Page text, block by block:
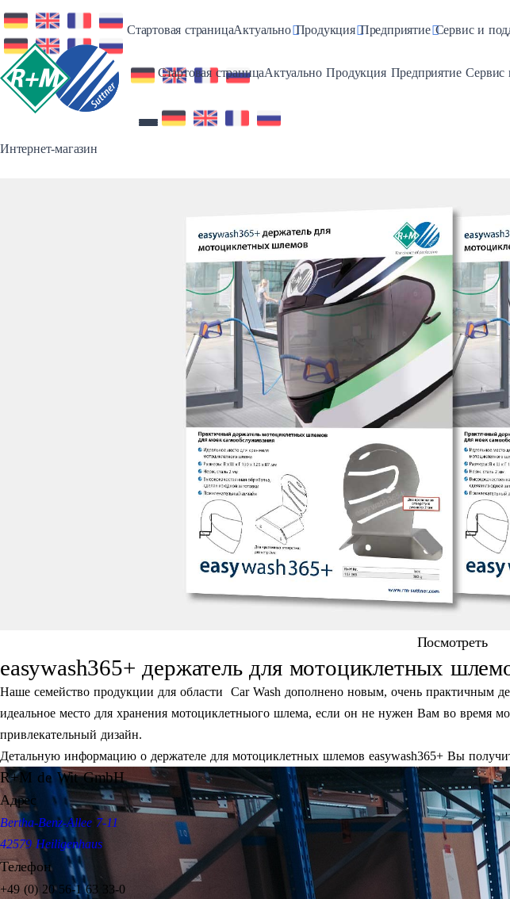
Стартовая страницаАктуальноToggle Dropdown
ПродукцияToggle Dropdown
ПредприятиеToggle
Сервис и
Интернет-магазин
Стартовая страницаАктуальноToggle Dropdown
ПродукцияToggle Dropdown
ПредприятиеToggle
Сервис
Посмотреть
easywash365+ держатель для мотоциклетных
Наше семейство продукции для области Car Wash дополнено новым, очень практичным
идеальное место для хранения мотоциклетныого шлема, если он не нужен Вам во время
привлекательный дизайн.
Детальную информацию о держателе для мотоциклетных шлемов easywash365+ Вы
R+M de Wit GmbH
Адрес
Bertha-Benz-Allee 7-11
42579 Heiligenhaus
Телефон
+49 (0) 20 56-1 63 33-0